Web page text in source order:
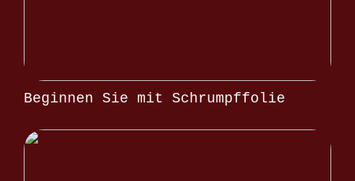
Beginnen Sie mit Schrumpffolie